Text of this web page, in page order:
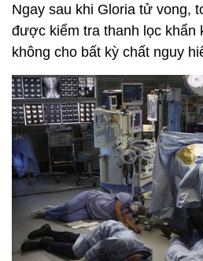
Ngay sau khi Gloria tử vong,
được kiểm tra thanh lọc khẩn
không cho bất kỳ chất nguy